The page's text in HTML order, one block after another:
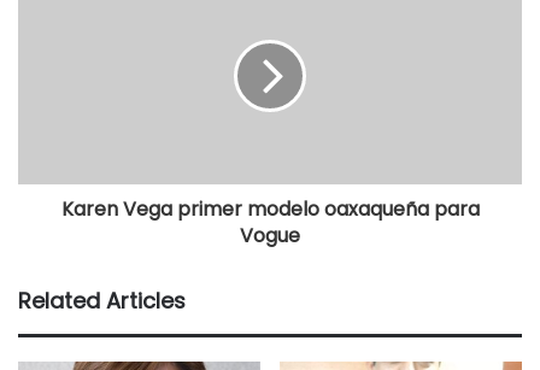
Karen Vega primer modelo oaxaqueña para
Vogue
Related Articles